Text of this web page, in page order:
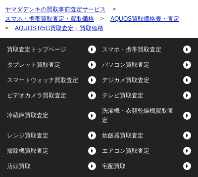
ヤマダデンキの買取事前査定サービス
>
スマホ・携帯買取査定・買取価格
>
AQUOS買取価格表・査定
>
AQUOS R5G買取査定・買取価格
買取査定トップページ スマホ・携帯買取査定
タブレット買取査定 パソコン買取査定
スマートウォッチ買取査定 デジカメ買取査定
ビデオカメラ買取査定 テレビ買取査定
冷蔵庫買取査定
洗濯機・衣類乾燥機買取査
定
レンジ買取査定 炊飯器買取査定
掃除機買取査定 エアコン買取査定
店頭買取 宅配買取